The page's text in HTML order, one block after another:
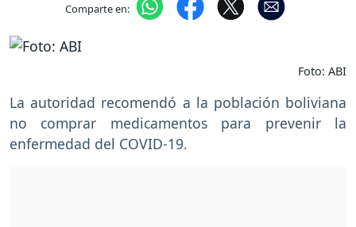
Comparte en:
Foto: ABI
La autoridad recomendó a la población boliviana
no comprar medicamentos para prevenir la
enfermedad del COVID-19.